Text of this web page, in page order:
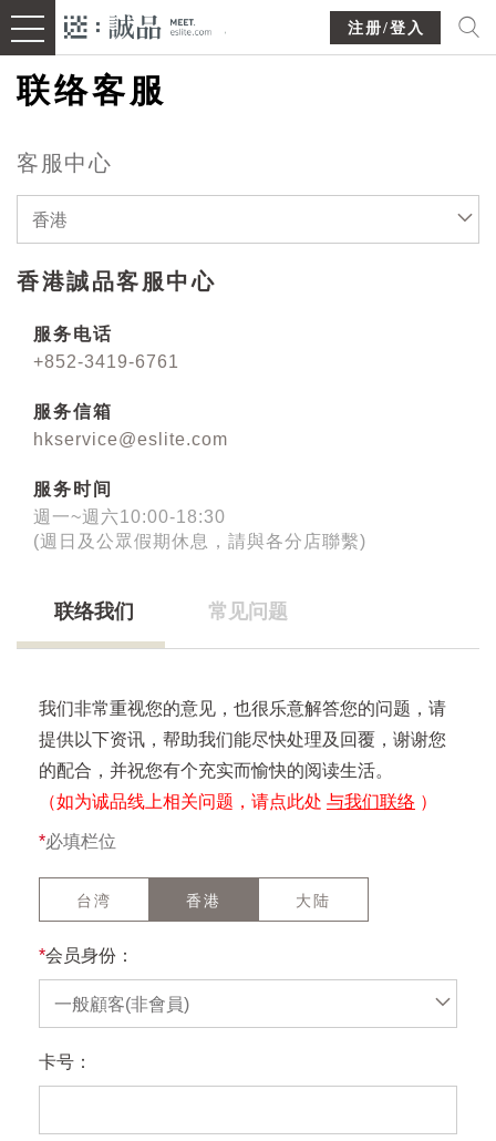
注册/登入
联络客服
客服中心
香港
香港誠品客服中心
服务电话
+852-3419-6761
服务信箱
hkservice@eslite.com
服务时间
週一~週六10:00-18:30
(週日及公眾假期休息，請與各分店聯繫)
联络我们 常见问题
我们非常重视您的意见，也很乐意解答您的问题，请
提供以下资讯，帮助我们能尽快处理及回覆，谢谢您
的配合，并祝您有个充实而愉快的阅读生活。
（如为诚品线上相关问题，请点此处 与我们联络 ）
*必填栏位
台湾 香港 大陆
*会员身份：
一般顧客(非會員)
卡号：